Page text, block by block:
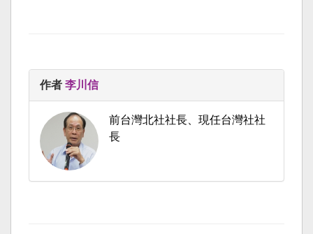
作者 李川信
前台灣北社社長、現任台灣社社
長